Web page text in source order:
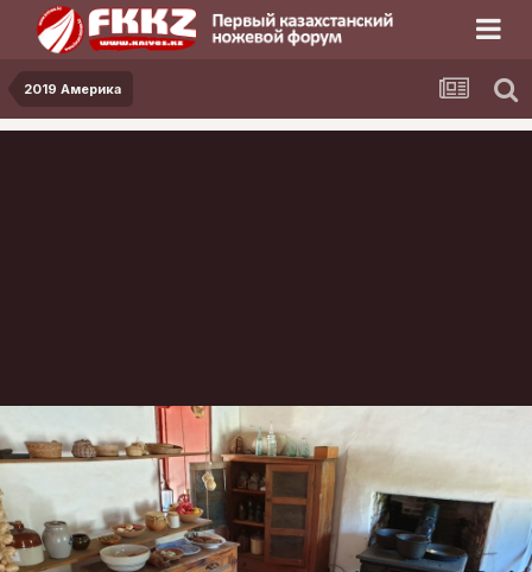
2019 Америка